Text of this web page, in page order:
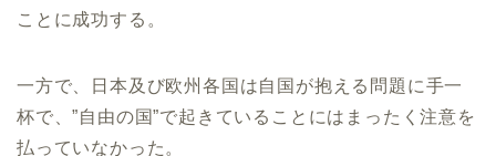
ことに成功する。
一方で、日本及び欧州各国は自国が抱える問題に手一
杯で、”自由の国”で起きていることにはまったく注意を
払っていなかった。